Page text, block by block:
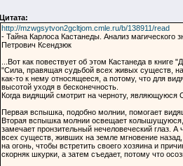
Цитата:
http://mzwgsytvon2gcltjom.cmle.ru/b/138911/read
- Тайна Карлоса Кастанеды. Анализ магического
Петрович Ксендзюк
...Вот как повествует об этом Кастанеда в книге
"Сила, правящая судьбой всех живых существ,
как-то к нему относящееся, а потому, что для
высотой уходя в бесконечность.
Когда видящий смотрит на черноту,
Первая вспышка, подобно молнии, помогает
Вторая вспышка молнии освещает
замечает пронзительный нечеловеческий глаз.
всех существ, живших на земле мгновение
на огонь, чтобы встретить своего хозяина и
скорняк шкурки, а затем съедает, потому что